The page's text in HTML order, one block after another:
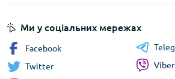
Ми у соціальних мережах
Facebook
Twitter
Viber